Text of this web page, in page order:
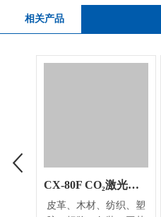
相关产品
CX-80F CO₂激光打标机
皮革、木材、纺织、塑